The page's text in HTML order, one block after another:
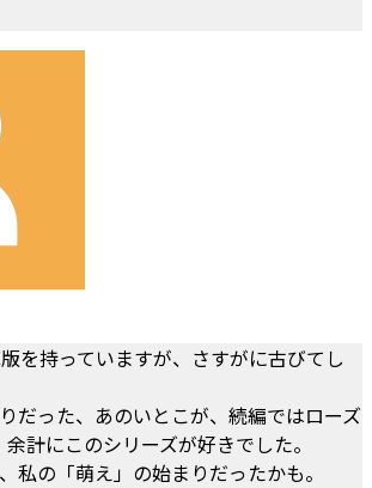
を持っていますが、さすがに古びてし
だった、あのいとこが、続編ではローズ
計にこのシリーズが好きでした。
私の「萌え」の始まりだったかも。